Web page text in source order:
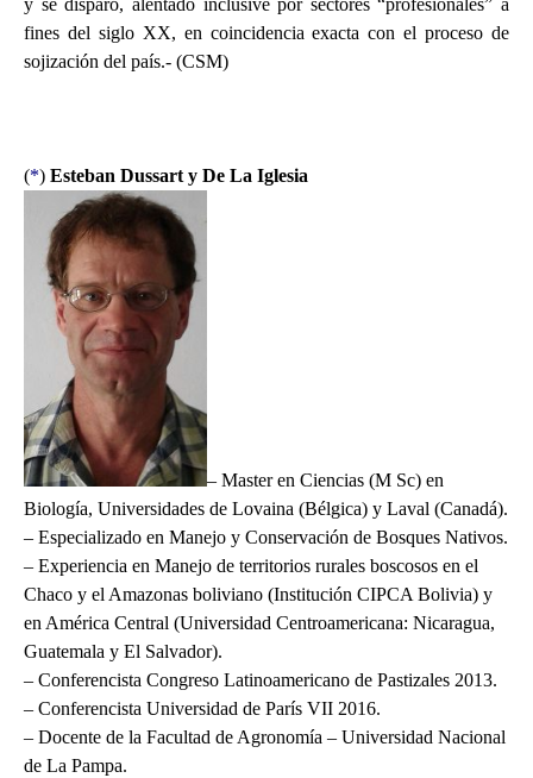
fines del siglo XX, en coincidencia exacta con el proceso de
sojización del país.- (CSM)
(*) Esteban Dussart y De La Iglesia
– Master en Ciencias (M Sc) en
Biología, Universidades de Lovaina (Bélgica) y Laval (Canadá).
– Especializado en Manejo y Conservación de Bosques Nativos.
– Experiencia en Manejo de territorios rurales boscosos en el
Chaco y el Amazonas boliviano (Institución CIPCA Bolivia) y
en América Central (Universidad Centroamericana: Nicaragua,
Guatemala y El Salvador).
– Conferencista Congreso Latinoamericano de Pastizales 2013.
– Conferencista Universidad de París VII 2016.
– Docente de la Facultad de Agronomía – Universidad Nacional
de La Pampa.